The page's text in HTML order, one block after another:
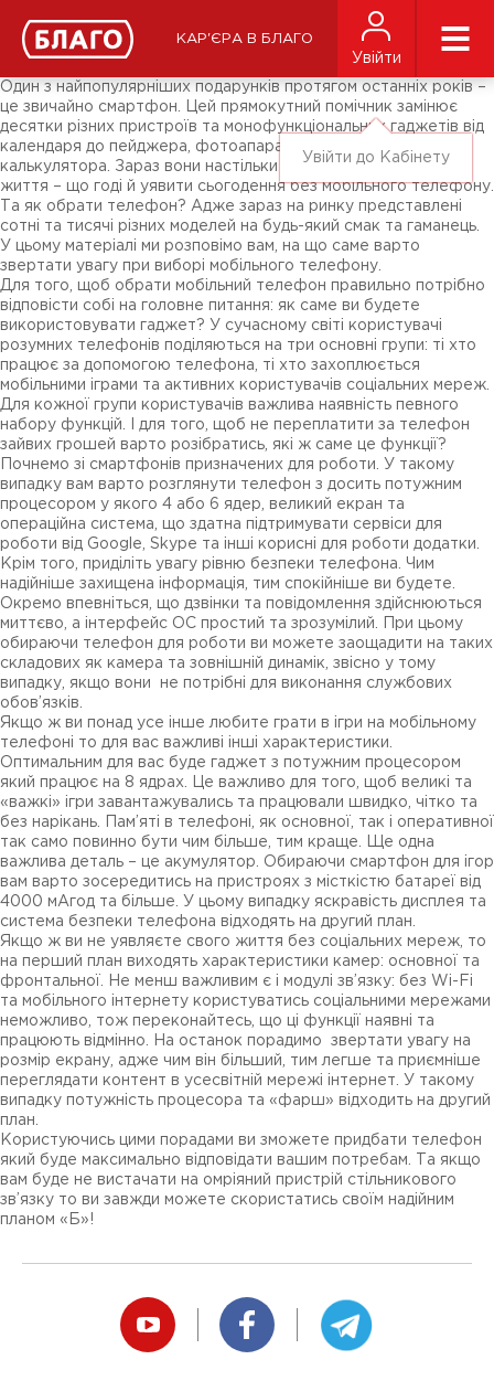
КАР'ЄРА В БЛАГО
Увійти
Увійти до Кабінету
ЗМІ про нас
Підписники соц-мереж
Ярмарки
Один з найпопулярніших подарунків протягом останніх років –
це звичайно смартфон. Цей прямокутний помічник замінює
десятки різних пристроїв та монофункціональних гаджетів від
календаря до пейджера, фотоапарата, відеокамери чи
калькулятора. Зараз вони настільки сильно увійшли у наше
життя – що годі й уявити сьогодення без мобільного телефону.
Та як обрати телефон? Адже зараз на ринку представлені
сотні та тисячі різних моделей на будь-який смак та гаманець.
У цьому матеріалі ми розповімо вам, на що саме варто
звертати увагу при виборі мобільного телефону.
Для того, щоб обрати мобільний телефон правильно потрібно
відповісти собі на головне питання: як саме ви будете
використовувати гаджет? У сучасному світі користувачі
розумних телефонів поділяються на три основні групи: ті хто
працює за допомогою телефона, ті хто захоплюється
мобільними іграми та активних користувачів соціальних мереж.
Для кожної групи користувачів важлива наявність певного
набору функцій. І для того, щоб не переплатити за телефон
зайвих грошей варто розібратись, які ж саме це функції?
Почнемо зі смартфонів призначених для роботи. У такому
випадку вам варто розглянути телефон з досить потужним
процесором у якого 4 або 6 ядер, великий екран та
операційна система, що здатна підтримувати сервіси для
роботи від Google, Skype та інші корисні для роботи додатки.
Крім того, приділіть увагу рівню безпеки телефона. Чим
надійніше захищена інформація, тим спокійніше ви будете.
Окремо впевніться, що дзвінки та повідомлення здійснюються
миттєво, а інтерфейс ОС простий та зрозумілий. При цьому
обираючи телефон для роботи ви можете заощадити на таких
складових як камера та зовнішній динамік, звісно у тому
випадку, якщо вони не потрібні для виконання службових
обов’язків.
Якщо ж ви понад усе інше любите грати в ігри на мобільному
телефоні то для вас важливі інші характеристики.
Оптимальним для вас буде гаджет з потужним процесором
який працює на 8 ядрах. Це важливо для того, щоб великі та
«важкі» ігри завантажувались та працювали швидко, чітко та
без нарікань. Пам’яті в телефоні, як основної, так і оперативної
так само повинно бути чим більше, тим краще. Ще одна
важлива деталь – це акумулятор. Обираючи смартфон для ігор
вам варто зосередитись на пристроях з місткістю батареї від
4000 мАгод та більше. У цьому випадку яскравість дисплея та
система безпеки телефона відходять на другий план.
Якщо ж ви не уявляєте свого життя без соціальних мереж, то
на перший план виходять характеристики камер: основної та
фронтальної. Не менш важливим є і модулі зв’язку: без Wi-Fi
та мобільного інтернету користуватись соціальними мережами
неможливо, тож переконайтесь, що ці функції наявні та
працюють відмінно. На останок порадимо звертати увагу на
розмір екрану, адже чим він більший, тим легше та приємніше
переглядати контент в усесвітній мережі інтернет. У такому
випадку потужність процесора та «фарш» відходить на другий
план.
Користуючись цими порадами ви зможете придбати телефон
який буде максимально відповідати вашим потребам. Та якщо
вам буде не вистачати на омріяний пристрій стільникового
зв’язку то ви завжди можете скористатись своїм надійним
планом «Б»!